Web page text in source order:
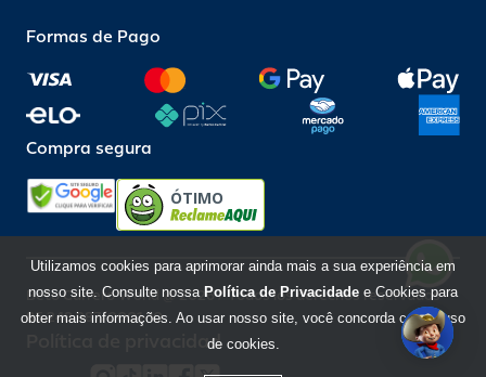
Formas de Pago
Compra segura
ÓTIMO
Beto Carrero World @ 2026 / Todos los derechos reservados
85.248.987/0001-10
Política de privacidad
Utilizamos cookies para aprimorar ainda mais a sua experiência em
nosso site. Consulte nossa Política de Privacidade e Cookies para
obter mais informações. Ao usar nosso site, você concorda com o uso
de cookies.